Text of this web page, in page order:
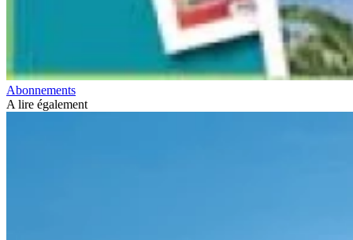
Abonnements
A lire également